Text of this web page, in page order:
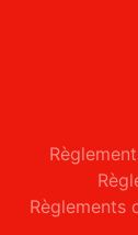
Règlements